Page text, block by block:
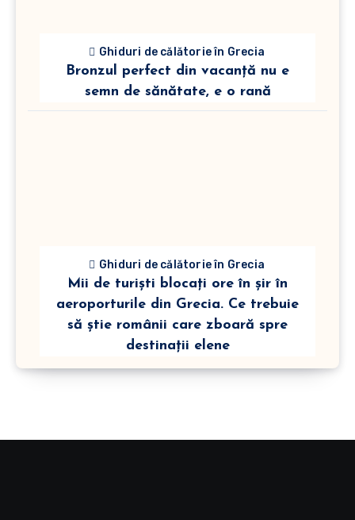
Ghiduri de călătorie în Grecia
Bronzul perfect din vacanță nu e
semn de sănătate, e o rană
Ghiduri de călătorie în Grecia
Mii de turiști blocați ore în șir în
aeroporturile din Grecia. Ce trebuie
să știe românii care zboară spre
destinații elene